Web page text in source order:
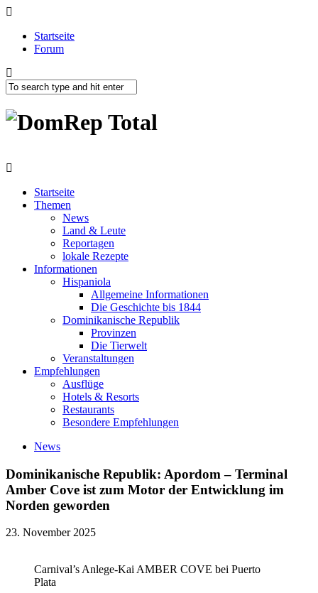
Startseite
Forum
Startseite
Themen
News
Land & Leute
Reportagen
lokale Rezepte
Informationen
Hispaniola
Allgemeine Informationen
Die Geschichte bis 1844
Dominikanische Republik
Provinzen
Die Tierwelt
Veranstaltungen
Empfehlungen
Ausflüge
Hotels & Resorts
Restaurants
Besondere Empfehlungen
News
Dominikanische Republik: Apordom – Terminal
Amber Cove ist zum Motor der Entwicklung im
Norden geworden
23. November 2025
Carnival’s Anlege-Kai AMBER COVE bei Puerto
Plata